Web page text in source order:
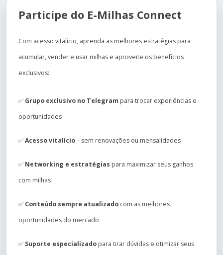
Participe do E-Milhas Connect
Com acesso vitalício, aprenda as melhores estratégias para
acumular, vender e usar milhas e aproveite os benefícios
exclusivos:
✅ Grupo exclusivo no Telegram para trocar experiências e
oportunidades
✅Acesso vitalício– sem renovações ou mensalidades
✅ Networking e estratégias para maximizar seus ganhos
com milhas
✅ Conteúdo sempre atualizado com as melhores
oportunidades do mercado
✅ Suporte especializado para tirar dúvidas e otimizar seus